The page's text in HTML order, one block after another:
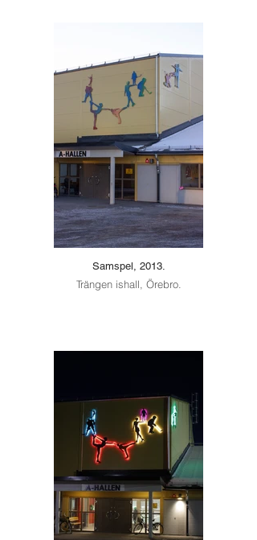
Samspel, 2013.
Trängen ishall, Örebro.